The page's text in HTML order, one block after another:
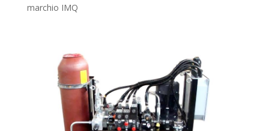
marchio IMQ